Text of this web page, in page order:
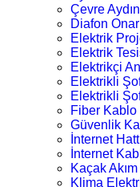
Çevre
Diafon
Elektrik
Elektrik
Elektrikçi
Elektrikli
Elektrikli
Fiber
Güvenlik
İnternet
İnternet
Kaçak
Klima